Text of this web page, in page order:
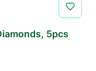
5pcs